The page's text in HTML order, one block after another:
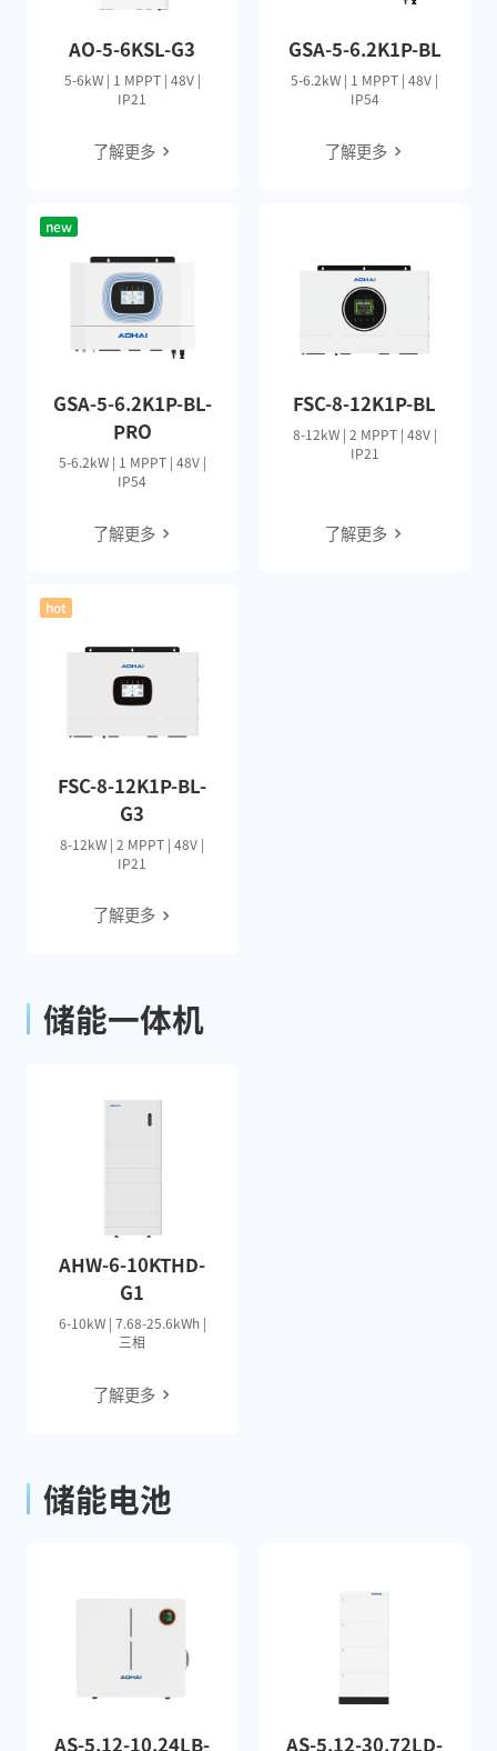
AO-5-6KSL-G3
5-6kW | 1 MPPT | 48V |
IP21
了解更多
GSA-5-6.2K1P-BL
5-6.2kW | 1 MPPT | 48V |
IP54
了解更多
new
GSA-5-6.2K1P-BL-
PRO
5-6.2kW | 1 MPPT | 48V |
IP54
了解更多
FSC-8-12K1P-BL
8-12kW | 2 MPPT | 48V |
IP21
了解更多
hot
FSC-8-12K1P-BL-
G3
8-12kW | 2 MPPT | 48V |
IP21
了解更多
储能一体机
AHW-6-10KTHD-
G1
6-10kW | 7.68-25.6kWh |
三相
了解更多
储能电池
AS-5.12-10.24LB-
AS-5.12-30.72LD-